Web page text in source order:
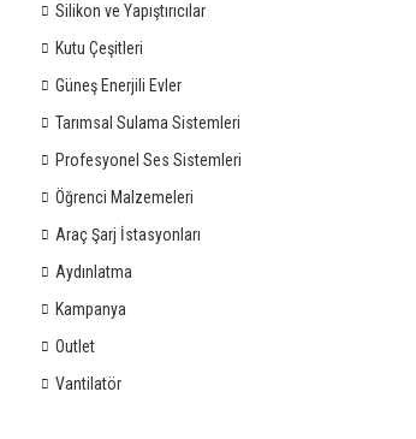
Silikon ve Yapıştırıcılar
Kutu Çeşitleri
Güneş Enerjili Evler
Tarımsal Sulama Sistemleri
Profesyonel Ses Sistemleri
Öğrenci Malzemeleri
Araç Şarj İstasyonları
Aydınlatma
Kampanya
Outlet
Vantilatör